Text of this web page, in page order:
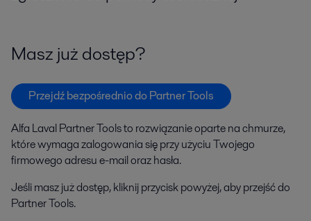
Masz już dostęp?
Przejdź bezpośrednio do Partner Tools
Alfa Laval Partner Tools to rozwiązanie oparte na chmurze,
które wymaga zalogowania się przy użyciu Twojego
firmowego adresu e-mail oraz hasła.
Jeśli masz już dostęp, kliknij przycisk powyżej, aby przejść do
Partner Tools.